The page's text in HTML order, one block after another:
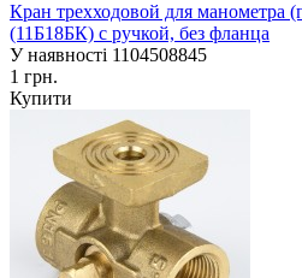
Кран трехходовой для манометра
(11Б18БК) с ручкой, без фланца
У наявності 1104508845
1 грн.
Купити